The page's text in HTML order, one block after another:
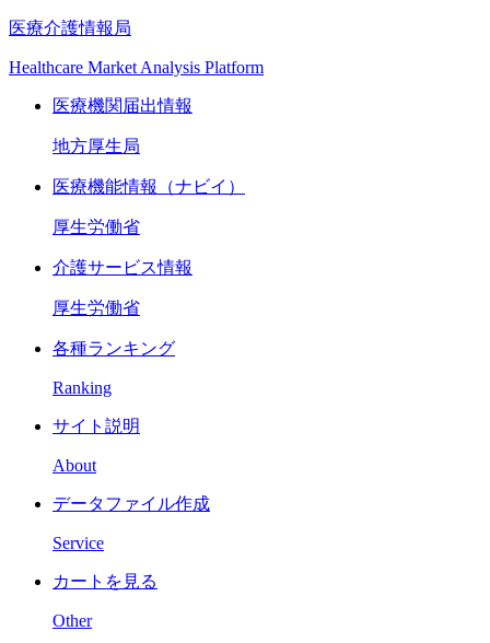
医療介護情報局
Healthcare Market Analysis Platform
医療機関届出情報
地方厚生局
医療機能情報（ナビイ）
厚生労働省
介護サービス情報
厚生労働省
各種ランキング
Ranking
サイト説明
About
データファイル作成
Service
カートを見る
Other